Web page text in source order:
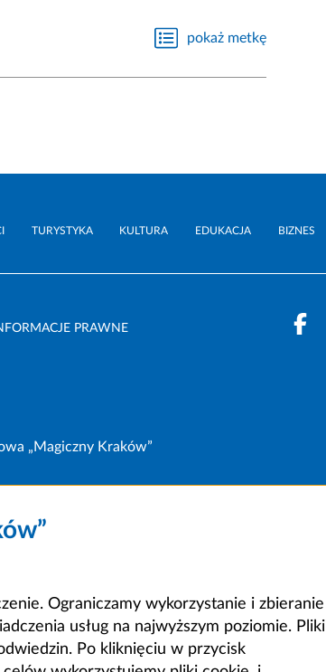
pokaż metkę
TURYSTYKA KULTURA EDUKACJA BIZNES
PRAWNE
„Magiczny Kraków”
Ograniczamy wykorzystanie i zbieranie
usług na najwyższym poziomie. Pliki
Po kliknięciu w przycisk